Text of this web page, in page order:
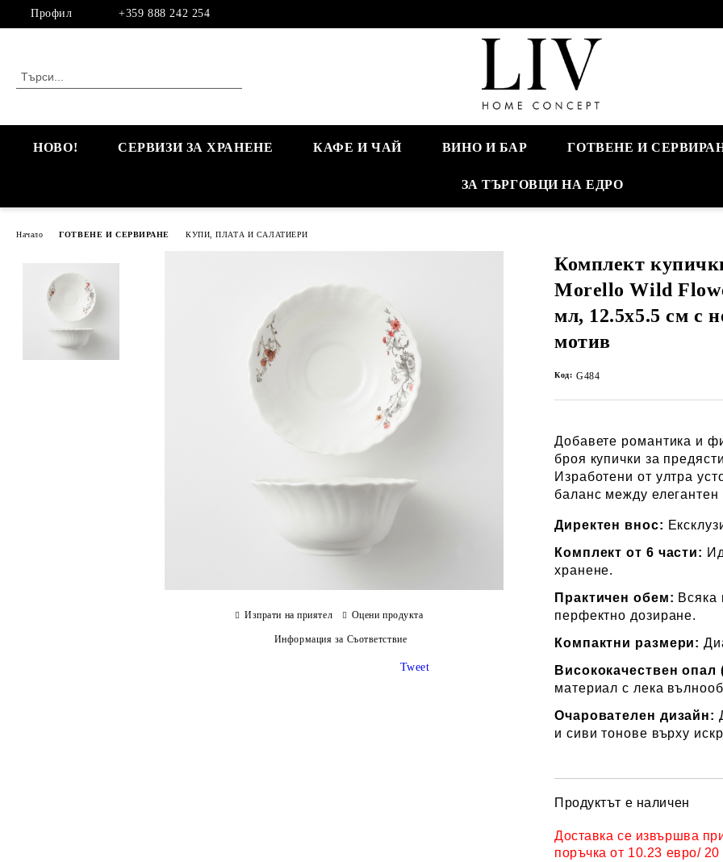
Профил +359 888 242 254
НОВО! СЕРВИЗИ ЗА ХРАНЕНЕ КАФЕ И ЧАЙ ВИНО И БАР ГОТВЕНЕ И
ЗА ТЪРГОВЦИ НА ЕДРО
Начало ГОТВЕНЕ И СЕРВИРАНЕ КУПИ, ПЛАТА И САЛАТИЕРИ
Комплект
Morello Wild
мл, 12.5х5.5 см с
мотив
Код: G484
Добавете романтика и
броя купички за
Изработени от ултра
баланс между
Директен внос:
Комплект от 6 части:
хранене.
Практичен обем: Всяка
перфектно дозиране.
Компактни размери:
Висококачествен опал
материал с лека
Очарователен дизайн:
и сиви тонове върху
Продуктът е наличен
Доставка се извършва
поръчка от 10.23 евро/ 20
Изпрати на приятел Оцени продукта
Информация за Съответствие
Tweet